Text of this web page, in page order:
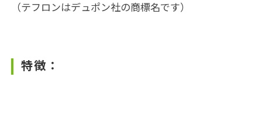
（テフロンはデュポン社の商標名です）
特徴：